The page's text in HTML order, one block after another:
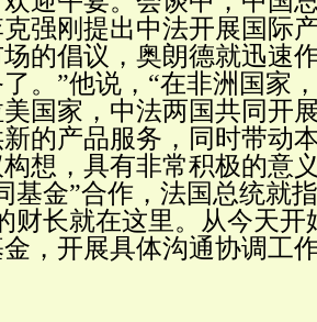
强刚提出中法开展国际
的倡议，奥朗德就迅速
。”他说，“在非洲国家
国家，中法两国共同开
的产品服务，同时带动
想，具有非常积极的意
基金”合作，法国总统就
财长就在这里。从今天开
，开展具体沟通协调工